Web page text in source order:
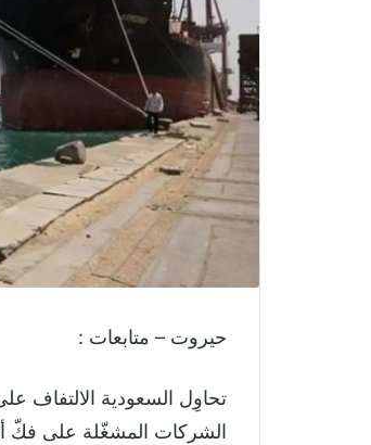
حيروت – متابعات :
تحاوِل السعودية الالتفاف
الشركات المشغّلة على فكّ